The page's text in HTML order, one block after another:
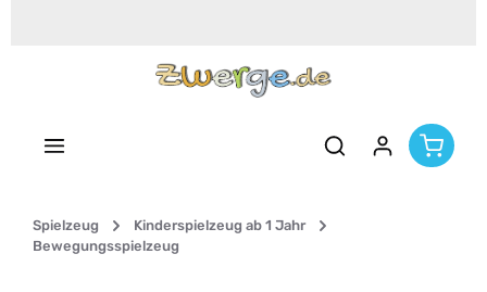
Spielzeug
Kinderspielzeug ab 1 Jahr
Bewegungsspielzeug